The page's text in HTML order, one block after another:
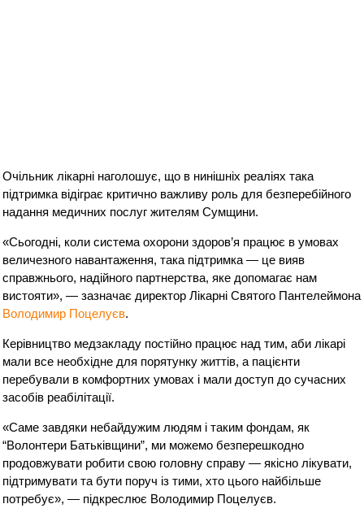
Очільник лікарні наголошує, що в нинішніх реаліях така
підтримка відіграє критично важливу роль для безперебійного
надання медичних послуг жителям Сумщини.
«Сьогодні, коли система охорони здоров’я працює в умовах
величезного навантаження, така підтримка — це вияв
справжнього, надійного партнерства, яке допомагає нам
вистояти», — зазначає директор Лікарні Святого Пантелеймона
Володимир Поцелуєв.
Керівництво медзакладу постійно працює над тим, аби лікарі
мали все необхідне для порятунку життів, а пацієнти
перебували в комфортних умовах і мали доступ до сучасних
засобів реабілітації.
«Саме завдяки небайдужим людям і таким фондам, як
“Волонтери Батьківщини”, ми можемо безперешкодно
продовжувати робити свою головну справу — якісно лікувати,
підтримувати та бути поруч із тими, хто цього найбільше
потребує», — підкреслює Володимир Поцелуєв.